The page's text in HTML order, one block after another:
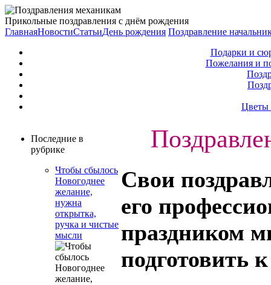
Прикольные поздравления с днём рождения
ГлавнаяНовостиСтатьиДень рождения Поздравление
Подарки и
Пожелания и
Цветы
Последние в
рубрике
Чтобы сбылось
Новогоднее
желание,
нужна
открытка,
ручка и чистые
мысли
Свои
его
праздником
подготовить